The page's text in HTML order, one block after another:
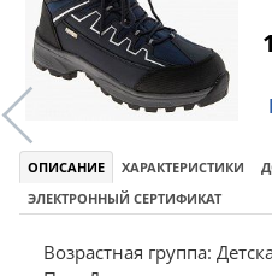
ОПИСАНИЕ ХАРАКТЕРИСТИКИ
ЭЛЕКТРОННЫЙ СЕРТИФИКАТ
Возрастная группа: